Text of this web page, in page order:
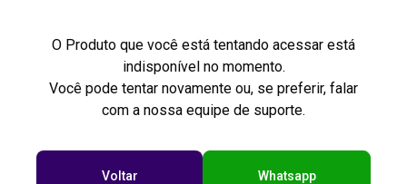
O Produto que você está tentando acessar está
indisponível no momento.
Você pode tentar novamente ou, se preferir, falar
com a nossa equipe de suporte.
Voltar Whatsapp